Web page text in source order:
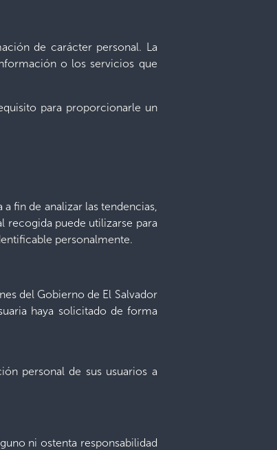
de carácter personal. La
o los servicios que
para proporcionarle un
fin de analizar las tendencias,
recogida puede utilizarse para
personalmente.
del Gobierno de El Salvador
haya solicitado de forma
personal de sus usuarios a
ni ostenta responsabilidad